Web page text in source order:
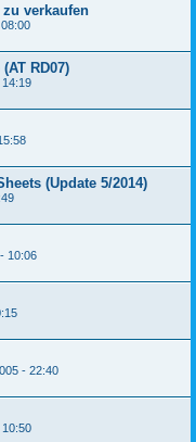
verkaufen
RD07)
14:19
(Update 5/2014)
10:06
- 22:40